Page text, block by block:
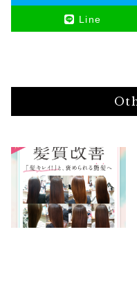
ファイルをダウンロー
Line